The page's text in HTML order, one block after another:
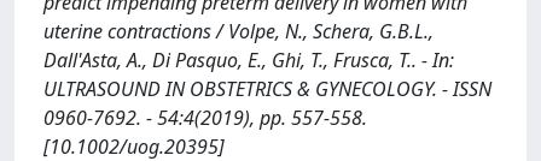
uterine contractions / Volpe, N., Schera, G.B.L.,
Dall'Asta, A., Di Pasquo, E., Ghi, T., Frusca, T.. - In:
ULTRASOUND IN OBSTETRICS & GYNECOLOGY. - ISSN
0960-7692. - 54:4(2019), pp. 557-558.
[10.1002/uog.20395]